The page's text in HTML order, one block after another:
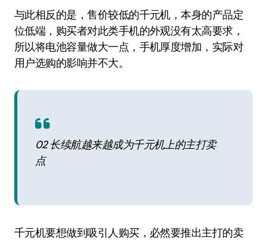
与此相反的是，售价较低的千元机，本身的产品定
位低端，购买者对此类手机的外观没有太高要求，
所以将电池容量做大一点，手机厚度增加，实际对
用户选购的影响并不大。
02 长续航越来越成为千元机上的主打卖
点
千元机要想做到吸引人购买，必然要推出主打的卖